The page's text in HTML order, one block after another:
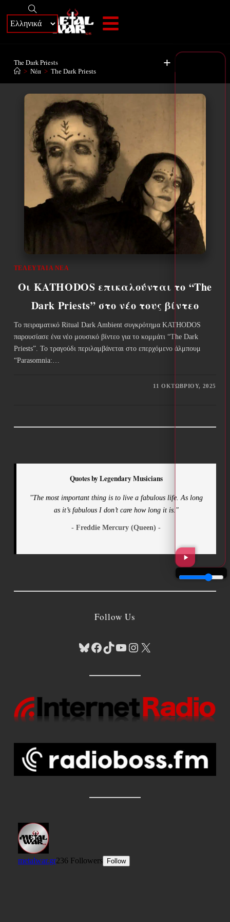
+
The Dark Priests
> Νέα > The Dark Priests
ΤΕΛΕΥΤΑΊΑ ΝΈΑ
Οι KATHODOS επικαλούνται το “The
Dark Priests” στο νέο τους βίντεο
Το πειραματικό Ritual Dark Ambient συγκρότημα KATHODOS
παρουσίασε ένα νέο μουσικό βίντεο για το κομμάτι “The Dark
Priests”. Το τραγούδι περιλαμβάνεται στο επερχόμενο άλμπουμ
“Parasomnia:…
11 ΟΚΤΩΒΡΊΟΥ, 2025
Quotes by Legendary Musicians
"The most important thing is to live a fabulous life. As long
as it’s fabulous I don’t care how long it is."
- Freddie Mercury (Queen) -
Follow Us